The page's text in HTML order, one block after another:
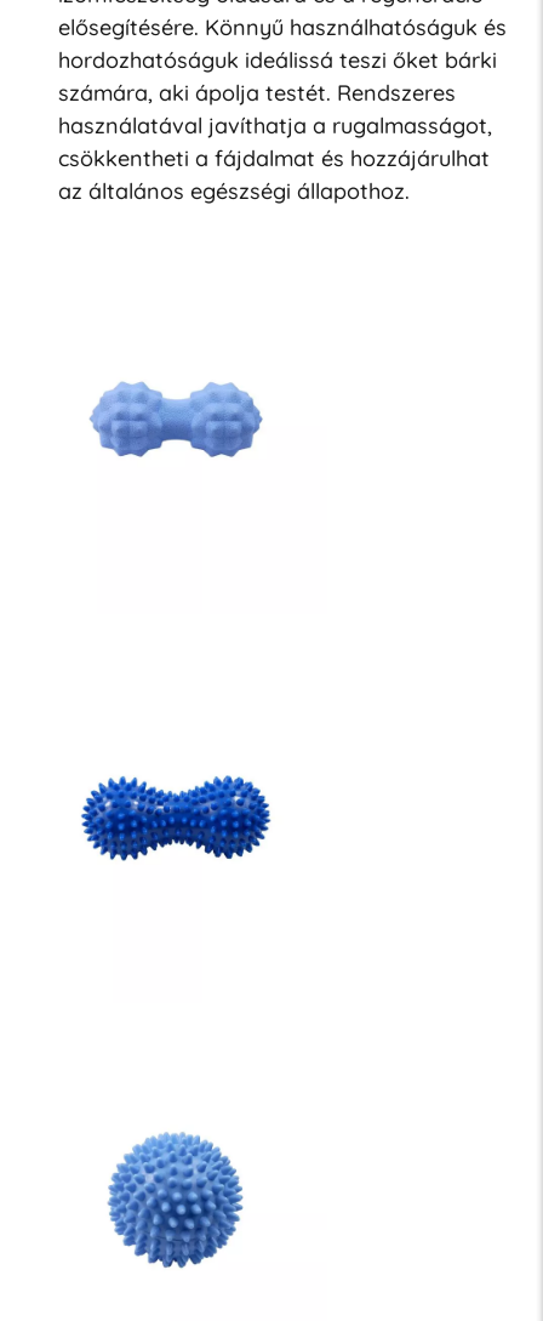
elősegítésére. Könnyű használhatóságuk és
hordozhatóságuk ideálissá teszi őket bárki
számára, aki ápolja testét. Rendszeres
használatával javíthatja a rugalmasságot,
csökkentheti a fájdalmat és hozzájárulhat
az általános egészségi állapothoz.